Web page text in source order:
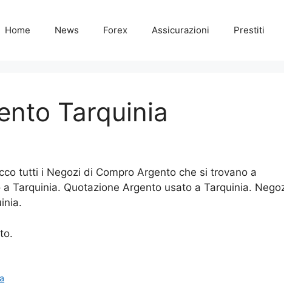
Home News Forex Assicurazioni Prestiti
Tarquinia
tutti i Negozi di Compro Argento che si trovano a
Tarquinia. Quotazione Argento usato a Tarquinia.